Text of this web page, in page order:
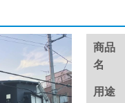
商品
名
用途